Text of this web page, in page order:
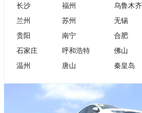
长沙
福州 乌鲁木齐
兰州
苏州 无锡
贵阳
南宁 合肥
石家庄
呼和浩特 佛山
温州
唐山 秦皇岛